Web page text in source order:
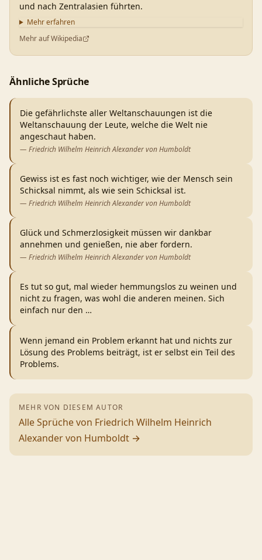
und nach Zentralasien führten.
Mehr erfahren
Mehr auf Wikipedia
Ähnliche Sprüche
Die gefährlichste aller Weltanschauungen ist die
Weltanschauung der Leute, welche die Welt nie
angeschaut haben.
— Friedrich Wilhelm Heinrich Alexander von Humboldt
Gewiss ist es fast noch wichtiger, wie der Mensch sein
Schicksal nimmt, als wie sein Schicksal ist.
— Friedrich Wilhelm Heinrich Alexander von Humboldt
Glück und Schmerzlosigkeit müssen wir dankbar
annehmen und genießen, nie aber fordern.
— Friedrich Wilhelm Heinrich Alexander von Humboldt
Es tut so gut, mal wieder hemmungslos zu weinen und
nicht zu fragen, was wohl die anderen meinen. Sich
einfach nur den …
Wenn jemand ein Problem erkannt hat und nichts zur
Lösung des Problems beiträgt, ist er selbst ein Teil des
Problems.
MEHR VON DIESEM AUTOR
Alle Sprüche von Friedrich Wilhelm Heinrich
Alexander von Humboldt →